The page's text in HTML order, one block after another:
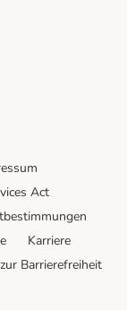
Act
Karriere
Barrierefreiheit